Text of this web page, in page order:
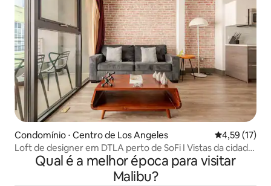
Condomínio ⋅ Centro de Los Angeles 4,59 de uma
4,59 (17)
Loft de designer em DTLA perto de SoFi I Vistas da cidade
no terraço
Qual é a melhor época para visitar
Malibu?